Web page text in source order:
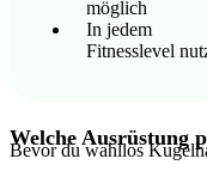
möglich
In jedem
Fitnesslevel
Welche Ausrüstung
Bevor du wahllos